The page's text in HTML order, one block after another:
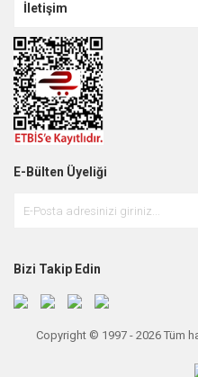
İletişim
E-Bülten Üyeliği
Bizi Takip Edin
Copyright © 1997 - 2026 Tüm